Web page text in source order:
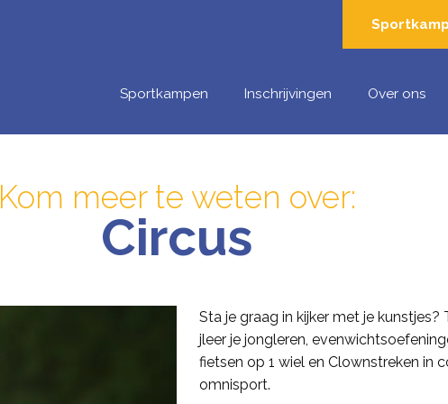
Sportkamp
Sportkampen Inschrijvingen Over ons
Kom meer te weten over:
Circus
Sta je graag in kijker met je
jleer je jongleren,
fietsen op 1 wiel en Clownstreken in
omnisport.